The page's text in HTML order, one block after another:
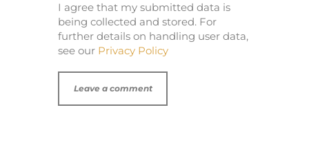
I agree that my submitted data is
being collected and stored. For
further details on handling user data,
see our Privacy Policy